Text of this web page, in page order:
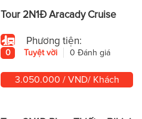
Tour 2N1Đ Aracady Cruise
Phương tiện:
0 Tuyệt vời 0 Đánh giá
3.050.000 / VND/ Khách